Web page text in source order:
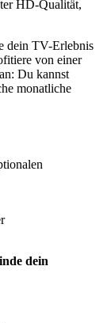
HD-Qualität,
dein TV-Erlebnis
von einer
Du kannst
monatliche
dein